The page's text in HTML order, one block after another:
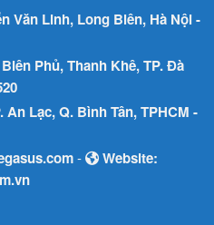
Văn Linh, Long Biên, Hà Nội -
Phủ, Thanh Khê, TP. Đà
An Lạc, Q. Bình Tân, TPHCM -
-
Website: